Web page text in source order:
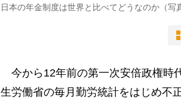
日本の年金制度は世界と比べてどうなのか（写
今から12年前の第一次安倍政権時
生労働省の毎月勤労統計をはじめ不